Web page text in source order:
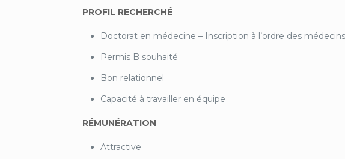
PROFIL RECHERCHÉ
Doctorat en médecine – Inscription à l’ordre des
Permis B souhaité
Bon relationnel
Capacité à travailler en équipe
RÉMUNÉRATION
Attractive